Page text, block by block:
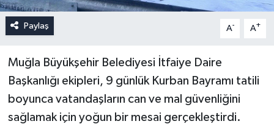
Paylaş A- A+
Muğla Büyükşehir Belediyesi İtfaiye Daire
Başkanlığı ekipleri, 9 günlük Kurban Bayramı tatili
boyunca vatandaşların can ve mal güvenliğini
sağlamak için yoğun bir mesai gerçekleştirdi.